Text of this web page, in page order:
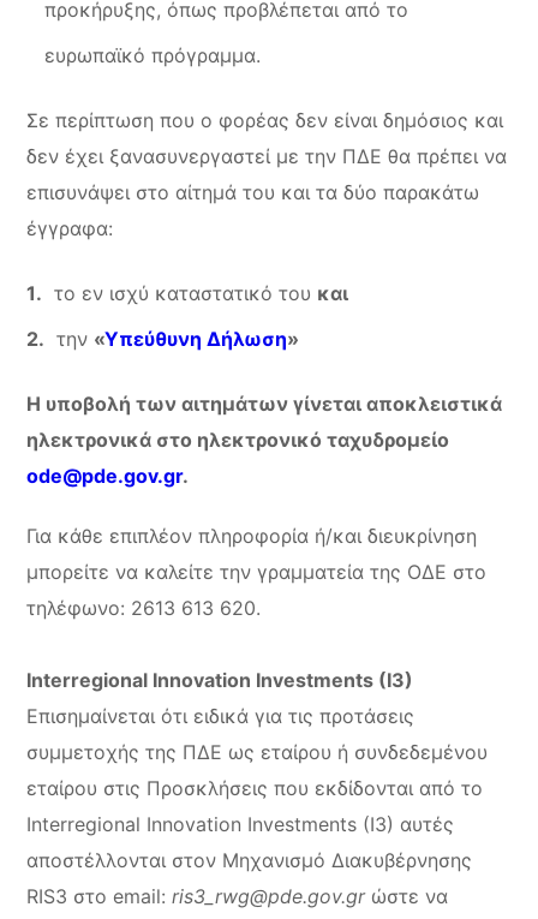
προκήρυξης, όπως προβλέπεται από το
ευρωπαϊκό πρόγραμμα.
Σε περίπτωση που ο φορέας δεν είναι δημόσιος και
δεν έχει ξανασυνεργαστεί με την ΠΔΕ θα πρέπει να
επισυνάψει στο αίτημά του και τα δύο παρακάτω
έγγραφα:
το εν ισχύ καταστατικό του και
την «Υπεύθυνη Δήλωση»
Η υποβολή των αιτημάτων γίνεται αποκλειστικά
ηλεκτρονικά στο ηλεκτρονικό ταχυδρομείο
ode@pde.gov.gr.
Για κάθε επιπλέον πληροφορία ή/και διευκρίνηση
μπορείτε να καλείτε την γραμματεία της ΟΔΕ στο
τηλέφωνο: 2613 613 620.
Interregional Innovation Investments (I3)
Επισημαίνεται ότι ειδικά για τις προτάσεις
συμμετοχής της ΠΔΕ ως εταίρου ή συνδεδεμένου
εταίρου στις Προσκλήσεις που εκδίδονται από το
Interregional Innovation Investments (I3) αυτές
αποστέλλονται στον Μηχανισμό Διακυβέρνησης
RIS3 στο email:ris3_rwg@pde.gov.grώστε να